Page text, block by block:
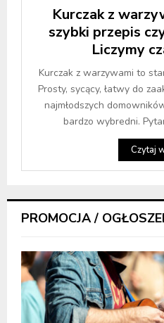
Kurczak z
szybki przepis
Liczymy
Kurczak z warzywami to
Prosty, sycący, łatwy do
najmłodszych
bardzo wybredni.
Czytaj
PROMOCJA /